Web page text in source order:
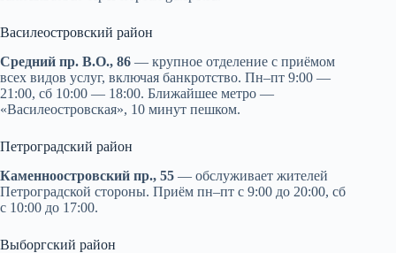
Василеостровский район
Средний пр. В.О., 86 — крупное отделение с приёмом
всех видов услуг, включая банкротство. Пн–пт 9:00 —
21:00, сб 10:00 — 18:00. Ближайшее метро —
«Василеостровская», 10 минут пешком.
Петроградский район
Каменноостровский пр., 55 — обслуживает жителей
Петроградской стороны. Приём пн–пт с 9:00 до 20:00, сб
с 10:00 до 17:00.
Выборгский район